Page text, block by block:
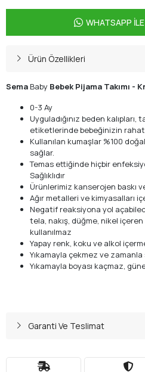
WHATSAPP
Ürün Özellikleri
Sema Baby Bebek Pijama Takımı -
0-3 Ay
Uyguladığınız beden kalıpları,
etiketlerinde bebeğinizin
Kullanılan kumaşlar %100
sağlar.
Temas ettiğinde hiçbir
Sağlıklıdır
Ürünlerimiz kanserojen baskı
Ağır metalleri ve kimyasalları
Negatif reaksiyona yol
tela, nakış, düğme, nikel
kullanılmaz
Yapay renk, koku ve alkol
Yıkamayla çekmez ve zamanla
Yıkamayla boyası kaçmaz,
Garanti Ve Teslimat